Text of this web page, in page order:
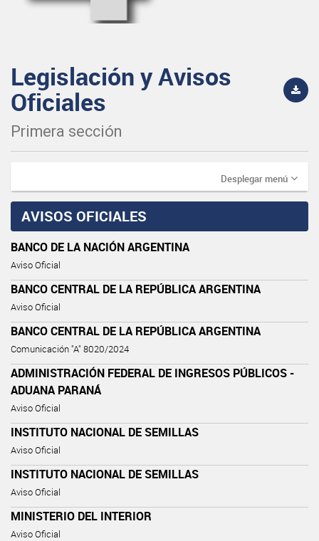
Legislación y Avisos
Oficiales
Primera sección
Desplegar menú
AVISOS OFICIALES
BANCO DE LA NACIÓN ARGENTINA
Aviso Oficial
BANCO CENTRAL DE LA REPÚBLICA ARGENTINA
Aviso Oficial
BANCO CENTRAL DE LA REPÚBLICA ARGENTINA
Comunicación "A" 8020/2024
ADMINISTRACIÓN FEDERAL DE INGRESOS PÚBLICOS -
ADUANA PARANÁ
Aviso Oficial
INSTITUTO NACIONAL DE SEMILLAS
Aviso Oficial
INSTITUTO NACIONAL DE SEMILLAS
Aviso Oficial
MINISTERIO DEL INTERIOR
Aviso Oficial